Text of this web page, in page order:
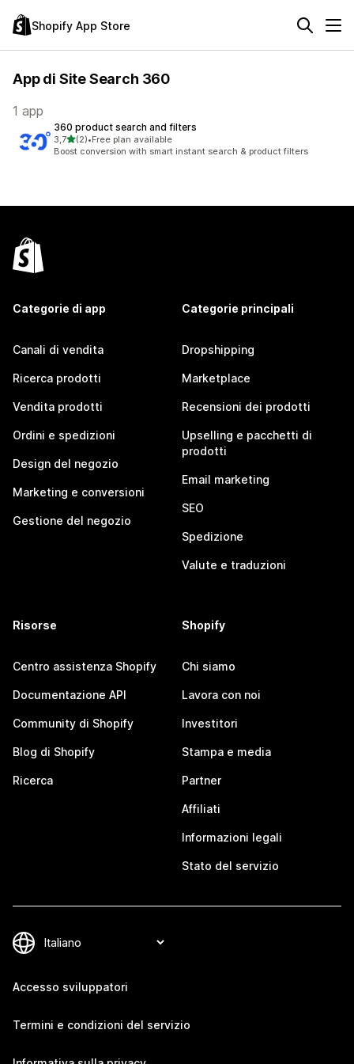
Shopify App Store
App di Site Search 360
1 app
360 product search and filters
3,7stelle su 5
(2)
2 recensioni totali
•Free plan available
Boost conversion with smart instant search & product filters
Categorie di app
Canali di vendita
Ricerca prodotti
Vendita prodotti
Ordini e spedizioni
Design del negozio
Marketing e conversioni
Gestione del negozio
Categorie principali
Dropshipping
Marketplace
Recensioni dei prodotti
Upselling e pacchetti di
prodotti
Email marketing
SEO
Spedizione
Valute e traduzioni
Risorse
Centro assistenza Shopify
Documentazione API
Community di Shopify
Blog di Shopify
Ricerca
Shopify
Chi siamo
Lavora con noi
Investitori
Stampa e media
Partner
Affiliati
Informazioni legali
Stato del servizio
Accesso sviluppatori
Termini e condizioni del servizio